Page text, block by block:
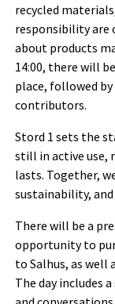
recycled
responsibility are
about products
14:00, there will
place, followed
contributors.
Stord 1 sets the
still in active use,
lasts. Together,
sustainability,
There will be a
opportunity to
to Salhus, as well
The day includes